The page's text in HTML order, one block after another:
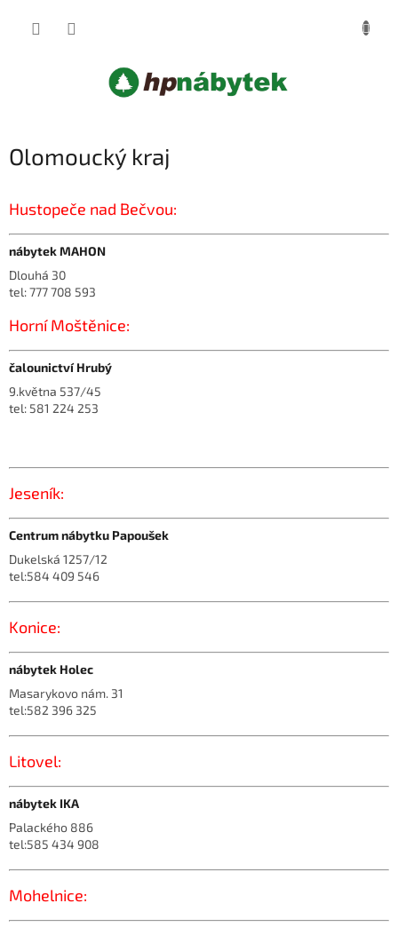
Olomoucký kraj
Hustopeče nad Bečvou:
nábytek MAHON
Dlouhá 30
tel: 777 708 593
Horní Moštěnice:
čalounictví Hrubý
9.května 537/45
tel: 581 224 253
Jeseník:
Centrum nábytku Papoušek
Dukelská 1257/12
tel:584 409 546
Konice:
nábytek Holec
Masarykovo nám. 31
tel:582 396 325
Litovel:
nábytek IKA
Palackého 886
tel:585 434 908
Mohelnice: